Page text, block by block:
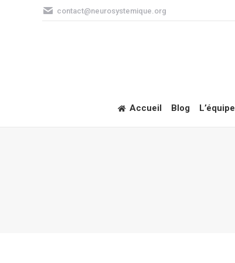
contact@neurosystemique.org
Accueil Blog L’équipe